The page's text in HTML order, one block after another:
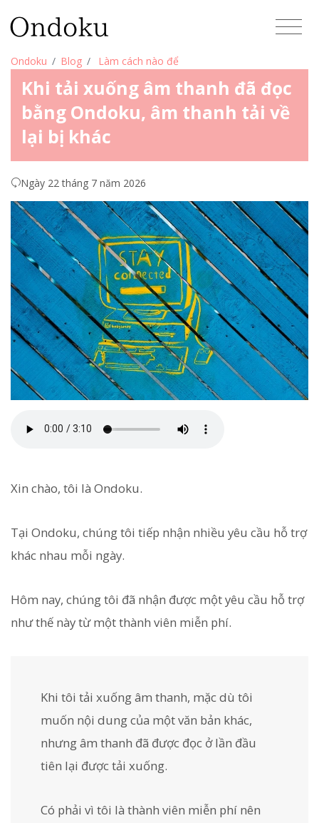
Ondoku Blog Làm cách nào để
Khi tải xuống âm thanh đã đọc
bằng Ondoku, âm thanh tải về
lại bị khác
Ngày 22 tháng 7 năm 2026
Xin chào, tôi là Ondoku.
Tại Ondoku, chúng tôi tiếp nhận nhiều yêu cầu hỗ trợ
khác nhau mỗi ngày.
Hôm nay, chúng tôi đã nhận được một yêu cầu hỗ trợ
như thế này từ một thành viên miễn phí.
Khi tôi tải xuống âm thanh, mặc dù tôi
muốn nội dung của một văn bản khác,
nhưng âm thanh đã được đọc ở lần đầu
tiên lại được tải xuống.
Có phải vì tôi là thành viên miễn phí nên